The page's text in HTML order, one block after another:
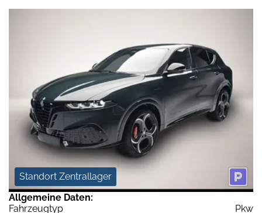
Standort Zentrallager
Allgemeine Daten:
Fahrzeugtyp
Pkw